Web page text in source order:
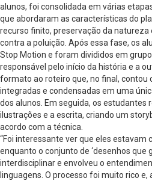
alunos, foi consolidada em várias
que abordaram as características do
recurso finito, preservação da natureza
contra a poluição. Após essa fase, os
Stop Motion e foram divididos em
responsável pelo início da história e a
formato ao roteiro que, no final, contou
integradas e condensadas em uma
dos alunos. Em seguida, os estudantes
ilustrações e a escrita, criando um
acordo com a técnica.
“Foi interessante ver que eles estavam
enquanto o conjunto de ‘desenhos que
interdisciplinar e envolveu o
linguagens. O processo foi muito rico e,